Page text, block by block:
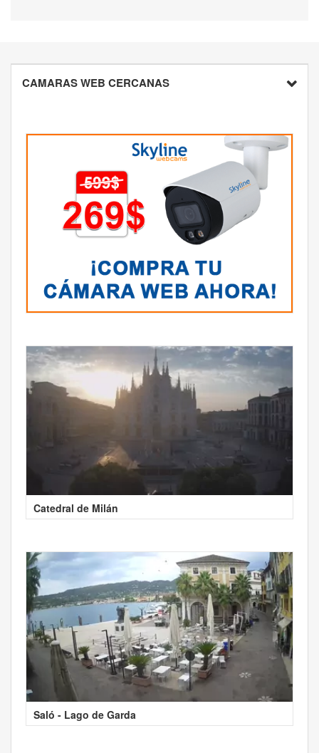
CAMARAS WEB CERCANAS
Catedral de Milán
Saló - Lago de Garda